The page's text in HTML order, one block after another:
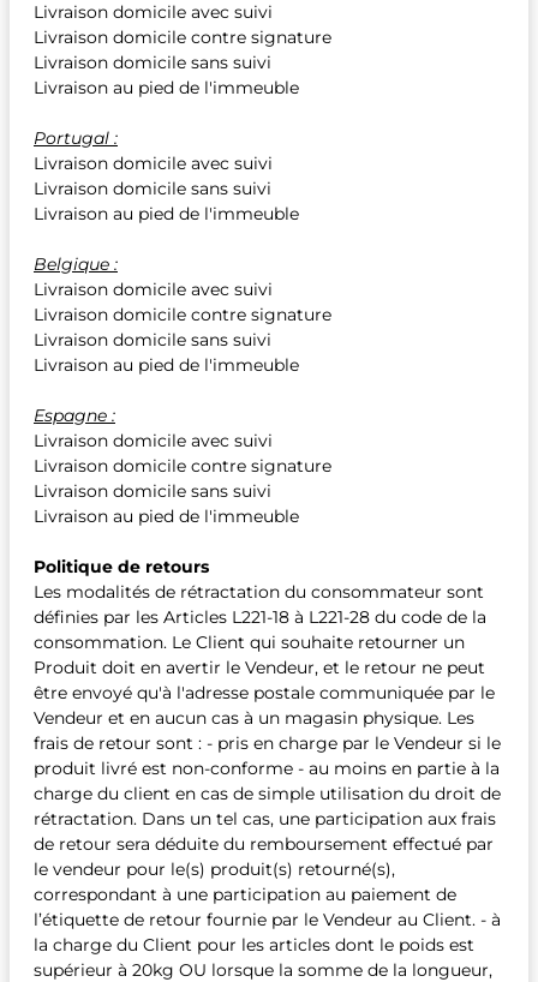
Livraison domicile avec suivi
Livraison domicile contre signature
Livraison domicile sans suivi
Livraison au pied de l'immeuble
Portugal :
Livraison domicile avec suivi
Livraison domicile sans suivi
Livraison au pied de l'immeuble
Belgique :
Livraison domicile avec suivi
Livraison domicile contre signature
Livraison domicile sans suivi
Livraison au pied de l'immeuble
Espagne :
Livraison domicile avec suivi
Livraison domicile contre signature
Livraison domicile sans suivi
Livraison au pied de l'immeuble
Politique de retours
Les modalités de rétractation du consommateur sont
définies par les Articles L221-18 à L221-28 du code de la
consommation. Le Client qui souhaite retourner un
Produit doit en avertir le Vendeur, et le retour ne peut
être envoyé qu'à l'adresse postale communiquée par le
Vendeur et en aucun cas à un magasin physique. Les
frais de retour sont : - pris en charge par le Vendeur si le
produit livré est non-conforme - au moins en partie à la
charge du client en cas de simple utilisation du droit de
rétractation. Dans un tel cas, une participation aux frais
de retour sera déduite du remboursement effectué par
le vendeur pour le(s) produit(s) retourné(s),
correspondant à une participation au paiement de
l’étiquette de retour fournie par le Vendeur au Client. - à
la charge du Client pour les articles dont le poids est
supérieur à 20kg OU lorsque la somme de la longueur,